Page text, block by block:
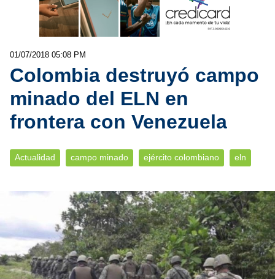
01/07/2018 05:08 PM
Colombia destruyó campo
minado del ELN en
frontera con Venezuela
Actualidad campo minado ejército colombiano eln